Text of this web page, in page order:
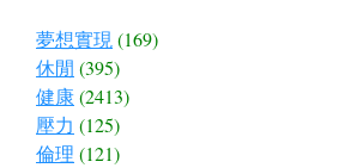
夢想實現(169)
休閒 (395)
健康(2413)
壓力 (125)
倫理 (121)